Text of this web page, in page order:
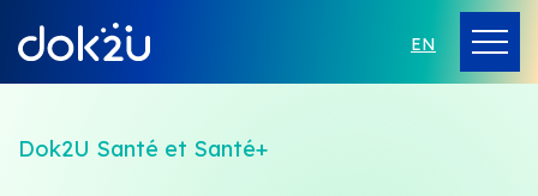
EN
Dok2U Santé et Santé+